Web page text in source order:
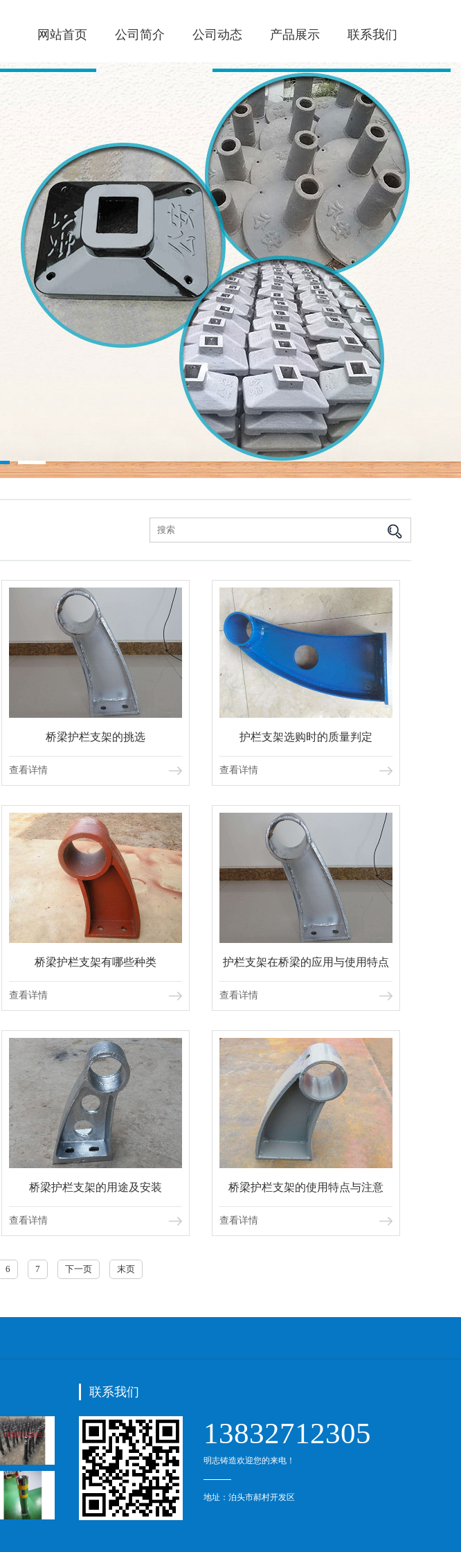
网站首页 公司简介 公司动态 产品展示 联系我们
桥梁护栏支架的挑选
查看详情
护栏支架选购时的质量判定
查看详情
桥梁护栏支架有哪些种类
查看详情
护栏支架在桥梁的应用与使用特点
查看详情
桥梁护栏支架的用途及安装
查看详情
桥梁护栏支架的使用特点与注意
查看详情
6 7 下一页 末页
联系我们
13832712305
明志铸造欢迎您的来电！
地址：泊头市郝村开发区